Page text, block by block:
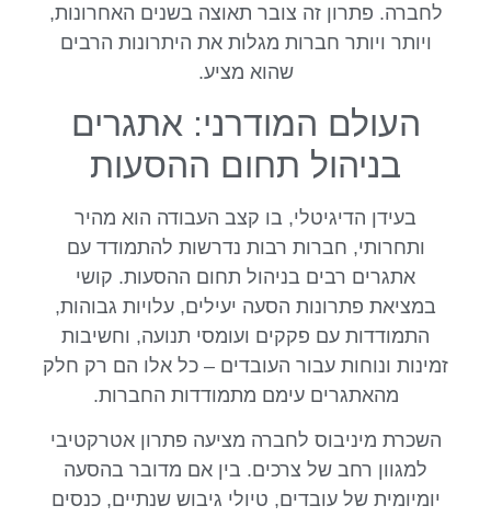
לחברה. פתרון זה צובר תאוצה בשנים האחרונות,
ויותר ויותר חברות מגלות את היתרונות הרבים
שהוא מציע.
העולם המודרני: אתגרים
בניהול תחום ההסעות
בעידן הדיגיטלי, בו קצב העבודה הוא מהיר
ותחרותי, חברות רבות נדרשות להתמודד עם
אתגרים רבים בניהול תחום ההסעות. קושי
במציאת פתרונות הסעה יעילים, עלויות גבוהות,
התמודדות עם פקקים ועומסי תנועה, וחשיבות
זמינות ונוחות עבור העובדים – כל אלו הם רק חלק
מהאתגרים עימם מתמודדות החברות.
השכרת מיניבוס לחברה מציעה פתרון אטרקטיבי
למגוון רחב של צרכים. בין אם מדובר בהסעה
יומיומית של עובדים, טיולי גיבוש שנתיים, כנסים